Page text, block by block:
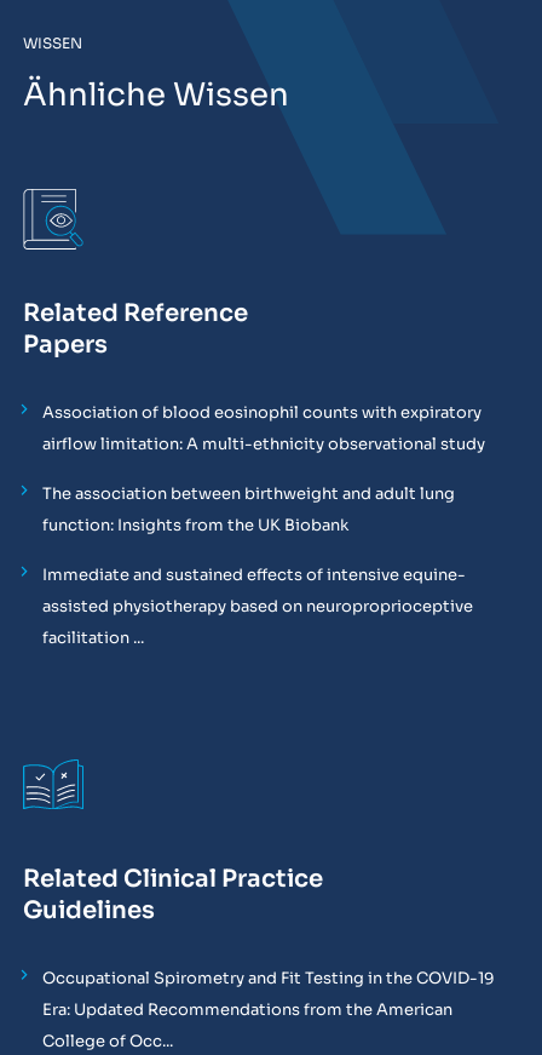
WISSEN
Ähnliche Wissen
Related Reference
Papers
Association of blood eosinophil counts with expiratory
airflow limitation: A multi-ethnicity observational study
The association between birthweight and adult lung
function: Insights from the UK Biobank
Immediate and sustained effects of intensive equine-
assisted physiotherapy based on neuroproprioceptive
facilitation ...
Related Clinical Practice
Guidelines
Occupational Spirometry and Fit Testing in the COVID-19
Era: Updated Recommendations from the American
College of Occ...